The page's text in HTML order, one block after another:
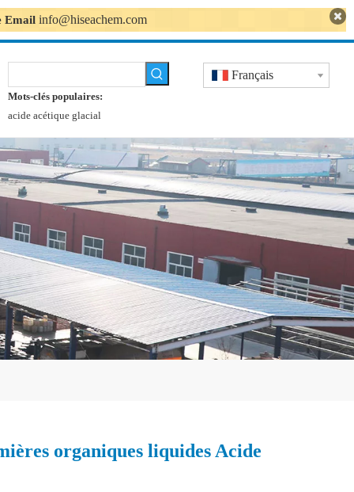
Email info@hiseachem.com
Mots-clés populaires:
acide acétique glacial
Français
organiques liquides Acide